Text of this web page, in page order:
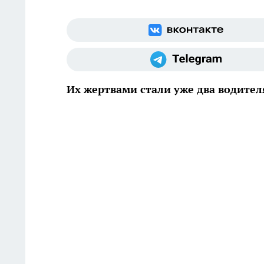
Их жертвами стали уже два